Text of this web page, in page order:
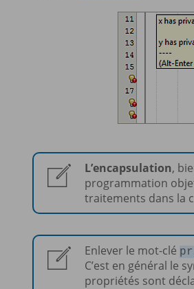
L’encapsulation,
programmation
traitements dans la
Enlever le mot-clé
C’est en général le
propriétés sont